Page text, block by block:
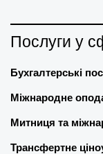
Послуги у
Бухгалтерські
Міжнародне
Митниця та
Трансфертне